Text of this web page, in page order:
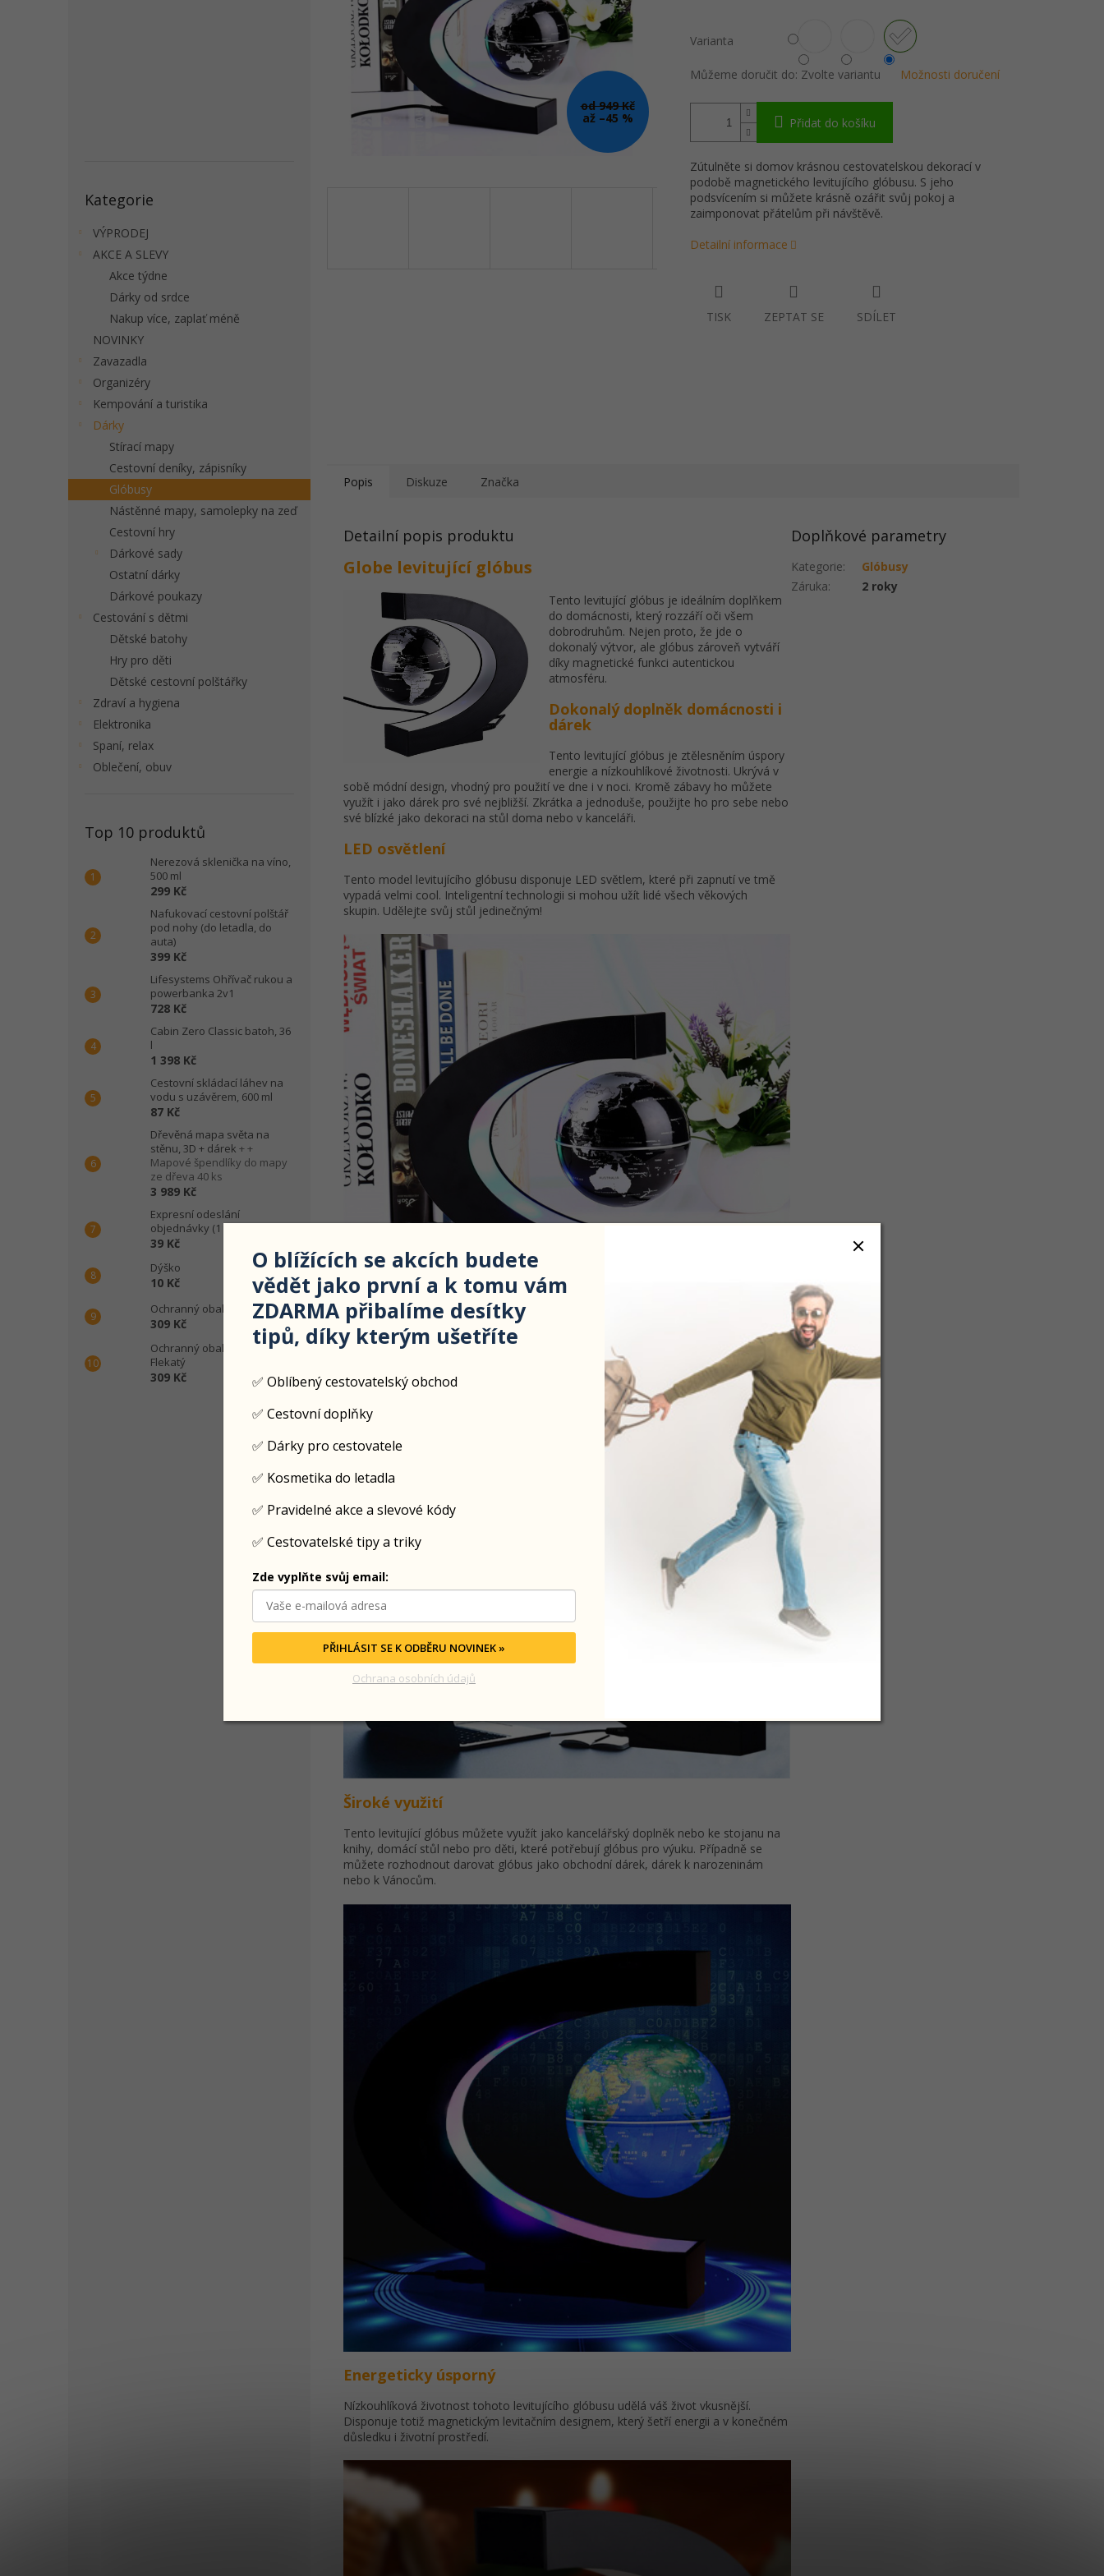
kategorie
Kategorie
VÝPRODEJ
AKCE A SLEVY
Akce týdne
Dárky od srdce
Nakup více, zaplať méně
NOVINKY
Zavazadla
Organizéry
Kempování a turistika
Dárky
Stírací mapy
Cestovní deníky, zápisníky
Glóbusy
Nástěnné mapy, samolepky na zeď
Cestovní hry
Dárkové sady
Ostatní dárky
Dárkové poukazy
Cestování s dětmi
Dětské batohy
Hry pro děti
Dětské cestovní polštářky
Zdraví a hygiena
Elektronika
Spaní, relax
Oblečení, obuv
Top 10 produktů
Nerezová sklenička na víno,
500 ml
299 Kč
Nafukovací cestovní polštář
pod nohy (do letadla, do
auta)
399 Kč
Lifesystems Ohřívač rukou a
powerbanka 2v1
728 Kč
Cabin Zero Classic batoh, 36
l
1 398 Kč
Cestovní skládací láhev na
vodu s uzávěrem, 600 ml
87 Kč
Dřevěná mapa světa na
stěnu, 3D + dárek + +
Mapové špendlíky do mapy
ze dřeva 40 ks
3 989 Kč
Expresní odeslání
objednávky (1 pracovní den)
39 Kč
Dýško
10 Kč
Ochranný obal na kufr Ruka
309 Kč
Ochranný obal na kufr,
Flekatý
309 Kč
od 949 Kč
až –45 %
Varianta
Můžeme doručit do: Zvolte variantu Možnosti doručení
Přidat do košíku
Zútulněte si domov krásnou cestovatelskou dekorací v
podobě magnetického levitujícího glóbusu. S jeho
podsvícením si můžete krásně ozářit svůj pokoj a
zaimponovat přátelům při návštěvě.
Detailní informace
TISK ZEPTAT SE SDÍLET
Popis Diskuze Značka
Detailní popis produktu
Globe levitující glóbus
Tento levitující glóbus je ideálním doplňkem
do domácnosti, který rozzáří oči všem
dobrodruhům. Nejen proto, že jde o
dokonalý výtvor, ale glóbus zároveň vytváří
díky magnetické funkci autentickou
atmosféru.
Dokonalý doplněk domácnosti i
dárek
Tento levitující glóbus je ztělesněním úspory
energie a nízkouhlíkové životnosti. Ukrývá v
sobě módní design, vhodný pro použití ve dne i v noci. Kromě zábavy ho můžete
využít i jako dárek pro své nejbližší. Zkrátka a jednoduše, použijte ho pro sebe nebo
své blízké jako dekoraci na stůl doma nebo v kanceláři.
LED osvětlení
Tento model levitujícího glóbusu disponuje LED světlem, které při zapnutí ve tmě
vypadá velmi cool. Inteligentní technologii si mohou užít lidé všech věkových
skupin. Udělejte svůj stůl jedinečným!
Intuitivní moderní design
Design magnetické levitační koule je otevřen modernímu světu. Díky osvětlení
můžete jasně vidět vizuálně zvýrazněnou oblast kdekoliv na světe a barevná světla
zároveň vytvoří z levitujícího glóbusu špičkovější, stylovější a krásnější dekoraci.
Široké využití
Tento levitující glóbus můžete využít jako kancelářský doplněk nebo ke stojanu na
knihy, domácí stůl nebo pro děti, které potřebují glóbus pro výuku. Případně se
můžete rozhodnout darovat glóbus jako obchodní dárek, dárek k narozeninám
nebo k Vánocům.
Energeticky úsporný
Nízkouhlíková životnost tohoto levitujícího glóbusu udělá váš život vkusnější.
Disponuje totiž magnetickým levitačním designem, který šetří energii a v konečném
důsledku i životní prostředí.
Doplňkové parametry
Kategorie:
Glóbusy
Záruka: 2 roky
O blížících se akcích budete
vědět jako první a k tomu vám
ZDARMA přibalíme desítky
tipů, díky kterým ušetříte
✅ Oblíbený cestovatelský obchod
✅ Cestovní doplňky
✅ Dárky pro cestovatele
✅ Kosmetika do letadla
✅ Pravidelné akce a slevové kódy
✅ Cestovatelské tipy a triky
Zde vyplňte svůj email:
PŘIHLÁSIT SE K ODBĚRU NOVINEK »
Ochrana osobních údajů